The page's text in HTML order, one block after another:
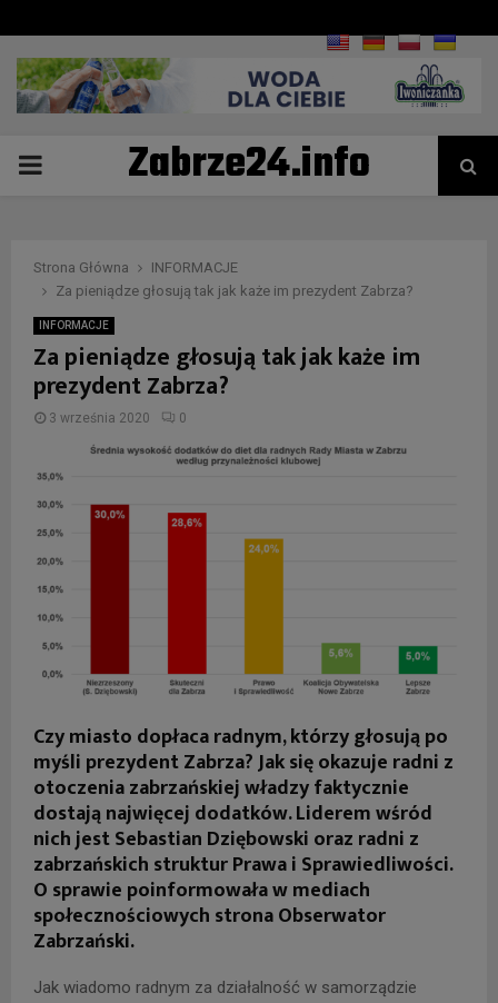
PRIMARYZabrze24.info
Strona Główna
INFORMACJE
Za pieniądze głosują tak jak każe im prezydent Zabrza?
INFORMACJE
Za pieniądze głosują tak jak każe im
prezydent Zabrza?
3 września 2020 0
Czy miasto dopłaca radnym, którzy głosują po
myśli prezydent Zabrza? Jak się okazuje radni z
otoczenia zabrzańskiej władzy faktycznie
dostają najwięcej dodatków. Liderem wśród
nich jest Sebastian Dziębowski oraz radni z
zabrzańskich struktur Prawa i Sprawiedliwości.
O sprawie poinformowała w mediach
społecznościowych strona Obserwator
Zabrzański.
Jak wiadomo radnym za działalność w samorządzie